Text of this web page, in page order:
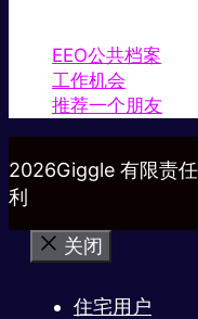
EEO公共档案
工作机会
推荐一个朋友
2026Giggle 有限责
利
关闭
住宅用户